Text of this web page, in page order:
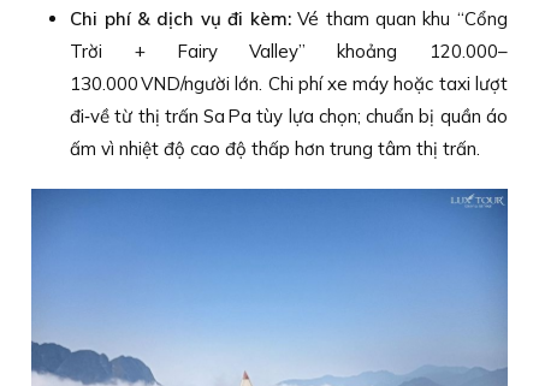
Chi phí & dịch vụ đi kèm:Vé tham quan khu “Cổng
Trời + Fairy Valley” khoảng 120.000–
130.000 VND/người lớn. Chi phí xe máy hoặc taxi lượt
đi‑về từ thị trấn Sa Pa tùy lựa chọn; chuẩn bị quần áo
ấm vì nhiệt độ cao độ thấp hơn trung tâm thị trấn.